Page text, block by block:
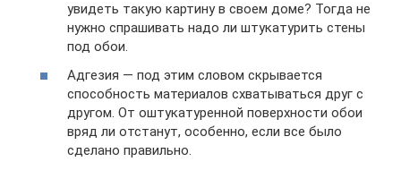
увидеть такую картину в своем доме? Тогда не
нужно спрашивать надо ли штукатурить стены
под обои.
Адгезия — под этим словом скрывается
способность материалов схватываться друг с
другом. От оштукатуренной поверхности обои
вряд ли отстанут, особенно, если все было
сделано правильно.